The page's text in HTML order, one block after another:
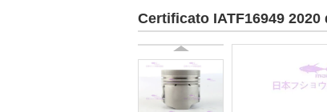
Certificato IATF16949